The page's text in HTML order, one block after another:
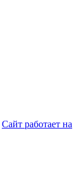
Сайт работает на